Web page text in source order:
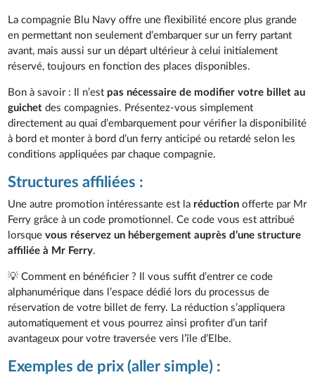
La compagnie Blu Navy offre une flexibilité encore plus grande
en permettant non seulement d’embarquer sur un ferry partant
avant, mais aussi sur un départ ultérieur à celui initialement
réservé, toujours en fonction des places disponibles.
Bon à savoir : Il n’est pas nécessaire de modifier votre billet au
guichetdes compagnies. Présentez-vous simplement
directement au quai d’embarquement pour vérifier la disponibilité
à bord et monter à bord d’un ferry anticipé ou retardé selon les
conditions appliquées par chaque compagnie.
Structures affiliées :
Une autre promotion intéressante est la réduction offerte par Mr
Ferry grâce à un code promotionnel. Ce code vous est attribué
lorsque vous réservez un hébergement auprès d’une structure
affiliée à Mr Ferry.
💡 Comment en bénéficier ? Il vous suffit d’entrer ce code
alphanumérique dans l’espace dédié lors du processus de
réservation de votre billet de ferry. La réduction s’appliquera
automatiquement et vous pourrez ainsi profiter d’un tarif
avantageux pour votre traversée vers l’île d’Elbe.
Exemples de prix (aller simple) :